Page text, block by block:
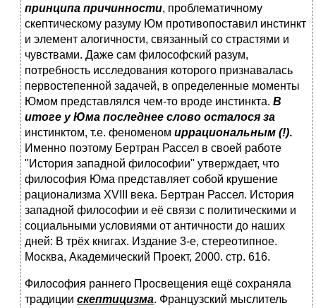
принципа причинности, проблематичному
скептическому разуму Юм противопоставил инстинкт
и элемент алогичности, связанный со страстями и
чувствами. Даже сам философский разум,
потребность исследования которого признавалась
первостепенной задачей, в определенные моменты
Юмом представлялся чем-то вроде инстинкта. В
итоге у Юма последнее слово осталося за
инстинктом, т.е. феноменом иррациональным (!).
Именно поэтому Бертран Рассел в своей работе
"История западной философии" утверждает, что
философия Юма представляет собой крушение
рационализма XVIII века. Бертран Рассел. История
западной философии и её связи с политическими и
социальными условиями от античности до наших
дней: В трёх книгах. Издание 3-е, стереотипное.
Москва, Академический Проект, 2000. стр. 616.
Философия раннего Просвещения ещё сохраняла
традиции скептицизма. Французский мыслитель